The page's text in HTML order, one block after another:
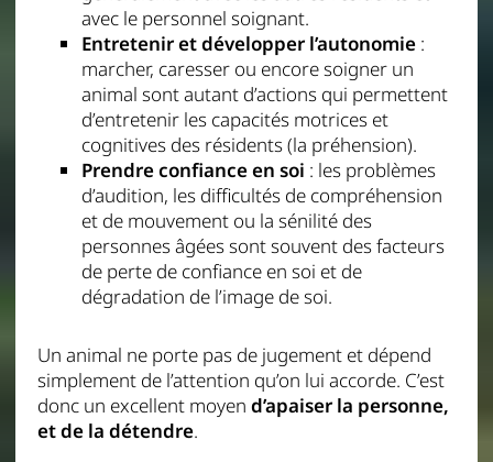
avec le personnel soignant.
Entretenir et développer l’autonomie :
marcher, caresser ou encore soigner un
animal sont autant d’actions qui permettent
d’entretenir les capacités motrices et
cognitives des résidents (la préhension).
Prendre confiance en soi : les problèmes
d’audition, les difficultés de compréhension
et de mouvement ou la sénilité des
personnes âgées sont souvent des facteurs
de perte de confiance en soi et de
dégradation de l’image de soi.
Un animal ne porte pas de jugement et dépend
simplement de l’attention qu’on lui accorde. C’est
donc un excellent moyen d’apaiser la personne,
et de la détendre.